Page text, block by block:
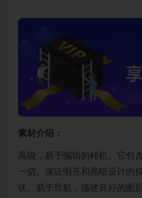
素材介绍：
高级，易于编辑的样机。它包
一切。保证明亮和黑暗设计的
状。易于导航，描述良好的图